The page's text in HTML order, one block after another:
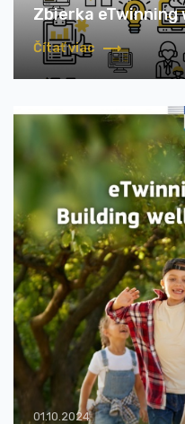
Zbierka
Čítať viac
01.10.2024